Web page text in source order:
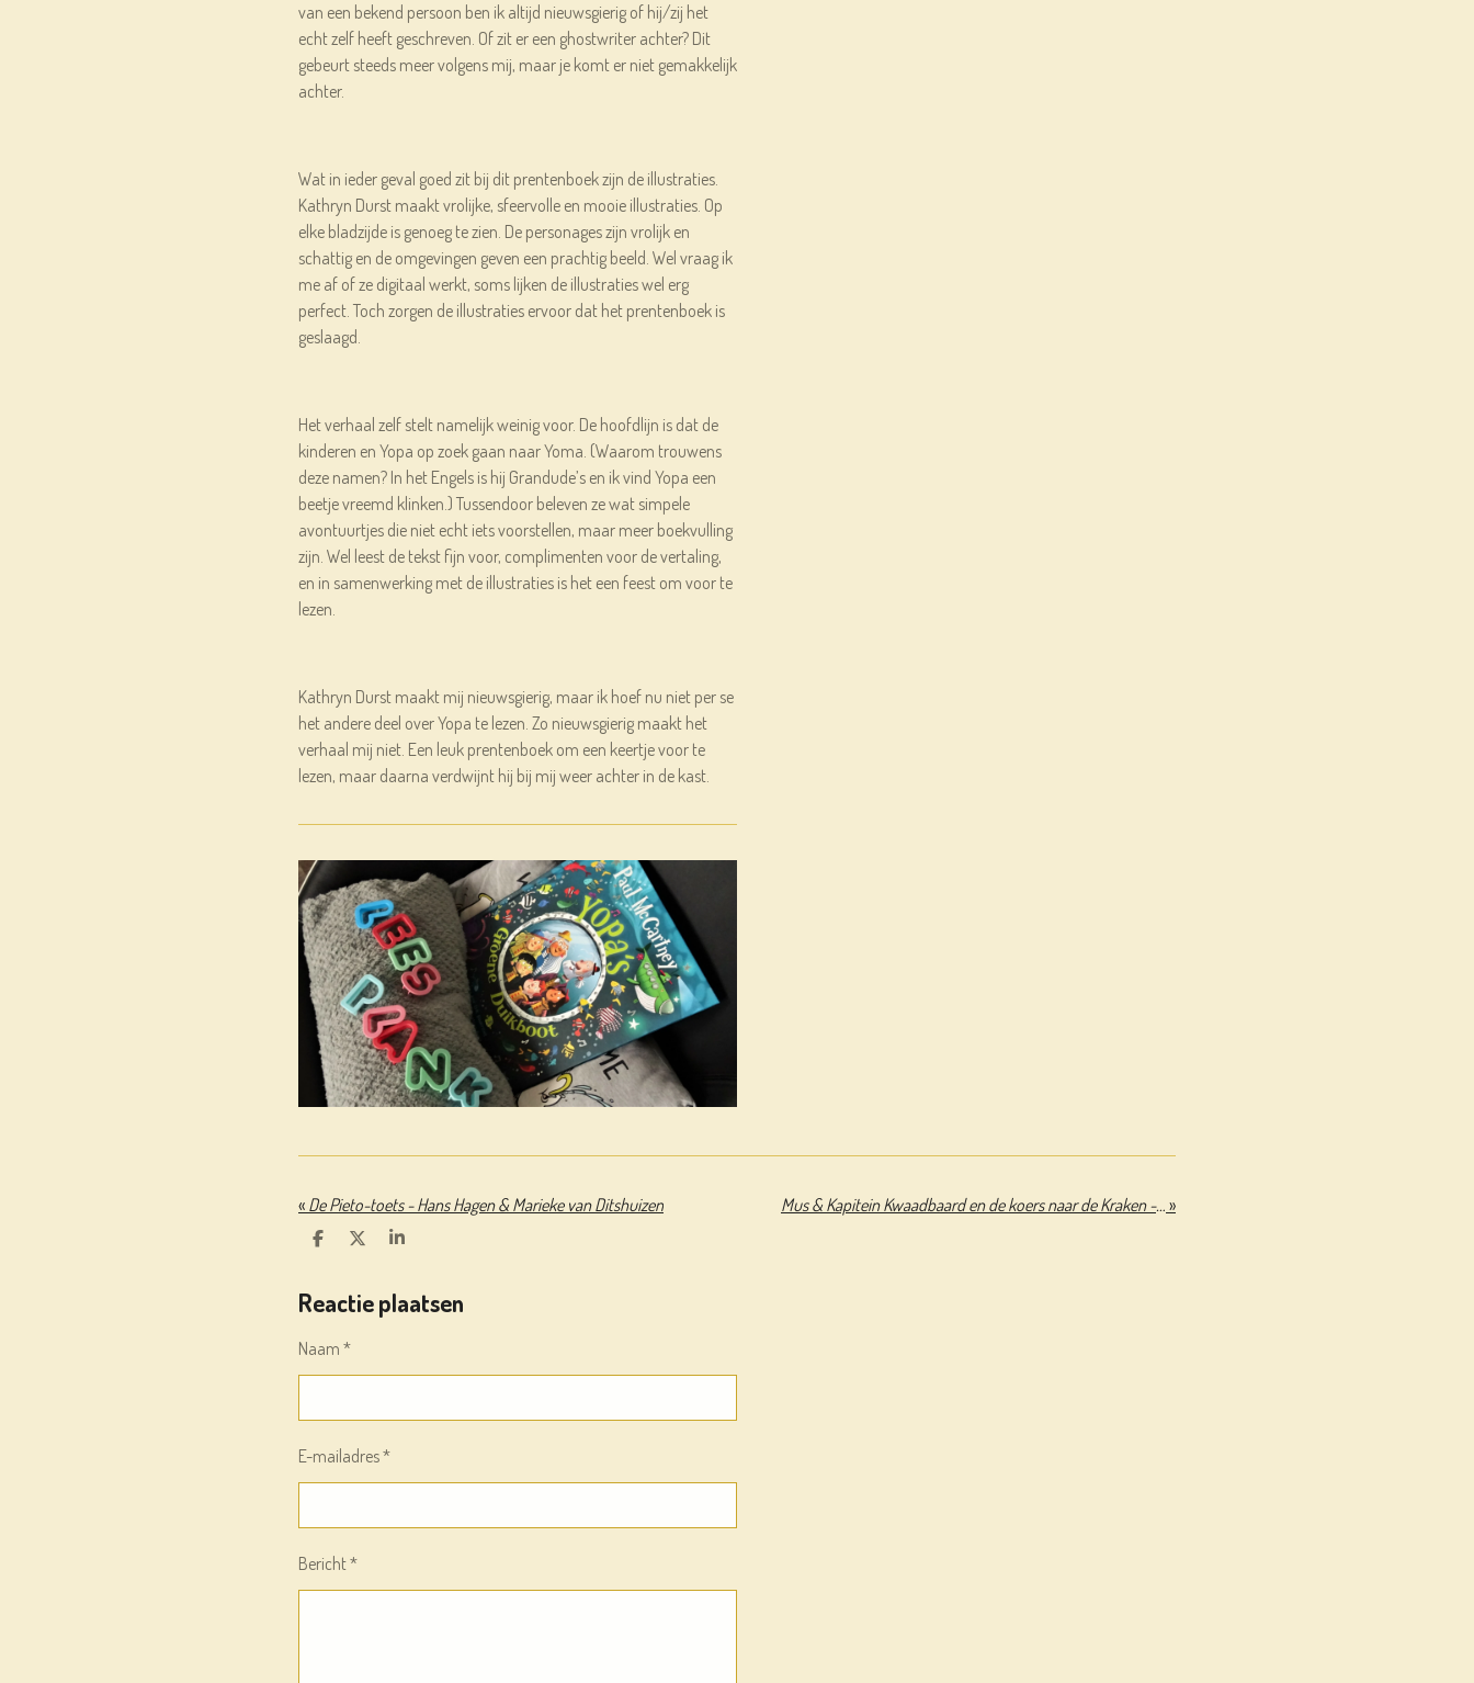
van een bekend persoon ben ik altijd nieuwsgierig of hij/zij het
echt zelf heeft geschreven. Of zit er een ghostwriter achter? Dit
gebeurt steeds meer volgens mij, maar je komt er niet gemakkelijk
achter.
Wat in ieder geval goed zit bij dit prentenboek zijn de illustraties.
Kathryn Durst maakt vrolijke, sfeervolle en mooie illustraties. Op
elke bladzijde is genoeg te zien. De personages zijn vrolijk en
schattig en de omgevingen geven een prachtig beeld. Wel vraag ik
me af of ze digitaal werkt, soms lijken de illustraties wel erg
perfect. Toch zorgen de illustraties ervoor dat het prentenboek is
geslaagd.
Het verhaal zelf stelt namelijk weinig voor. De hoofdlijn is dat de
kinderen en Yopa op zoek gaan naar Yoma. (Waarom trouwens
deze namen? In het Engels is hij Grandude’s en ik vind Yopa een
beetje vreemd klinken.) Tussendoor beleven ze wat simpele
avontuurtjes die niet echt iets voorstellen, maar meer boekvulling
zijn. Wel leest de tekst fijn voor, complimenten voor de vertaling,
en in samenwerking met de illustraties is het een feest om voor te
lezen.
Kathryn Durst maakt mij nieuwsgierig, maar ik hoef nu niet per se
het andere deel over Yopa te lezen. Zo nieuwsgierig maakt het
verhaal mij niet. Een leuk prentenboek om een keertje voor te
lezen, maar daarna verdwijnt hij bij mij weer achter in de kast.
« De Pieto-toets - Hans Hagen & Marieke van Ditshuizen Mus & Kapitein Kwaadbaard en de koers naar de Kraken - Kevin Hassing & Linde Faas »
D
E
N
D
L
S
R
E
Reactie plaatsen
Naam *
E-mailadres *
Bericht *